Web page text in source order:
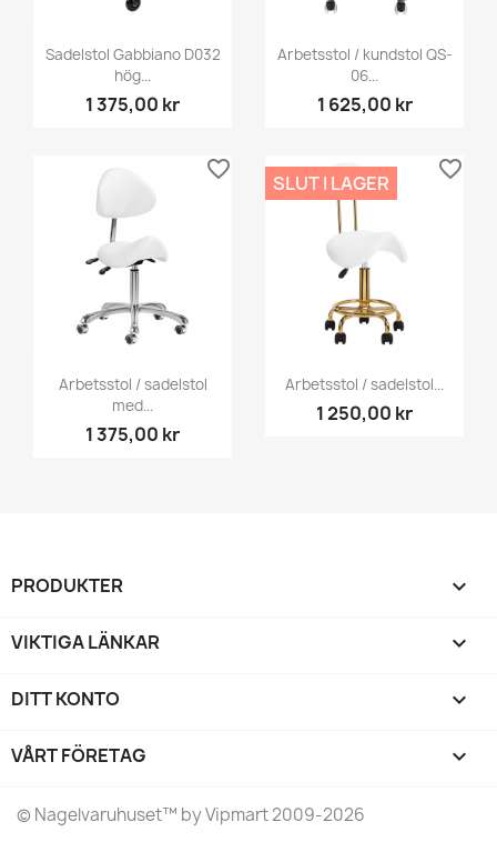
Sadelstol Gabbiano D032
hög...
1 375,00 kr
Arbetsstol / kundstol QS-
06...
1 625,00 kr
Arbetsstol / sadelstol
med...
1 375,00 kr
favorite_border
Arbetsstol / sadelstol...
1 250,00 kr
SLUT I LAGER
favorite_border
PRODUKTER 
VIKTIGA LÄNKAR 
DITT KONTO 
VÅRT FÖRETAG keyboard_arrow_down
© Nagelvaruhuset™ by Vipmart 2009-2026